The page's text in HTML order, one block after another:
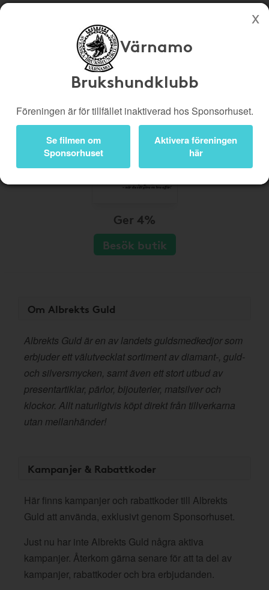
Köp genom denna sida stöttar Värnamo Brukshundklubb
Bli medlem
Logga in
Värnamo
Brukshundklubb
Föreningen är för tillfället inaktiverad hos Sponsorhuset.
Se filmen om
Sponsorhuset
Aktivera föreningen
här
Ger 4%
Besök butik
Om Albrekts Guld
Albrekts Guld är en av landets guldsmedkedjor som
erbjuder ett välutvecklat sortiment av diamant-, guld-
och silversmycken, samt även ett stort utbud av
presentartiklar, pärlor, bijouterier, matsilver och
klockor. Allt naturligtvis köpt direkt från tillverkarna
utan mellanhänder!
Kampanjer & Rabattkoder
Här finns kampanjer och rabattkoder till Albrekts
Guld att använda, exklusivt genom Sponsorhuset.
Just nu har inte Albrekts Guld några aktiva
kampanjer. Återkom gärna senare för att ta del av
kampanjer, rabattkoder och bra erbjudanden.